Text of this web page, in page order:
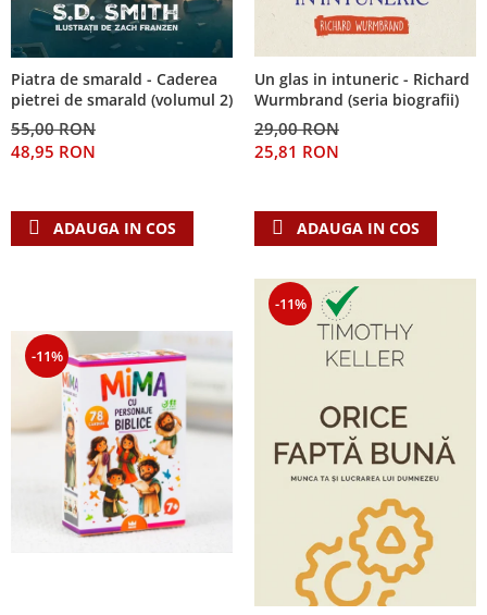
Piatra de smarald - Caderea
pietrei de smarald (volumul 2)
55,00 RON
48,95 RON
ADAUGA IN COS
Un glas in intuneric - Richard
Wurmbrand (seria biografii)
29,00 RON
25,81 RON
ADAUGA IN COS
-11%
-11%